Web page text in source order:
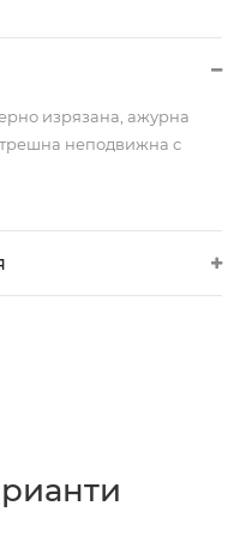
изрязана, ажурна
неподвижна с